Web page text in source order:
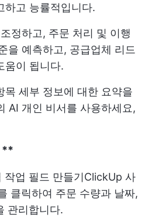
하고 능률적입니다.
정하고, 주문 처리 및 이행
을 예측하고, 공급업체 리드
움이 됩니다.
목 세부 정보에 대한 요약을
AI 개인 비서를 사용하세요,
**
작업 필드 만들기ClickUp 사
클릭하여 주문 수량과 날짜,
관리합니다.